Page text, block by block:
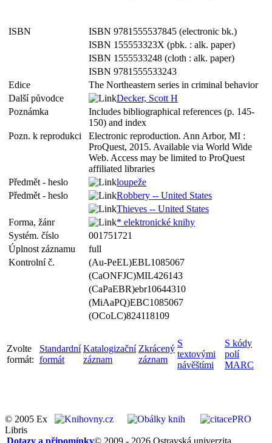
ISBN
ISBN 9781555537845 (electronic bk.)
ISBN 155553323X (pbk. : alk. paper)
ISBN 1555533248 (cloth : alk. paper)
ISBN 9781555533243
Edice
The Northeastern series in criminal behavior
Další původce
Decker, Scott H
Poznámka
Includes bibliographical references (p. 145-
150) and index
Pozn. k reprodukci
Electronic reproduction. Ann Arbor, MI :
ProQuest, 2015. Available via World Wide
Web. Access may be limited to ProQuest
affiliated libraries
Předmět - heslo
loupeže
Předmět - heslo
Robbery -- United States
Thieves -- United States
Forma, žánr
* elektronické knihy
Systém. číslo
001751721
Úplnost záznamu
full
Kontrolní č.
(Au-PeEL)EBL1085067
(CaONFJC)MIL426143
(CaPaEBR)ebr10644310
(MiAaPQ)EBC1085067
(OCoLC)824118109
Zvolte
formát:
Standardní
formát
Katalogizační
záznam
Zkrácený
záznam
S
textovými
návěštími
S kódy
polí
MARC
© 2005 Ex
Libris
© 2009 - 2026 Ostravská univerzita
Dotazy a připomínky